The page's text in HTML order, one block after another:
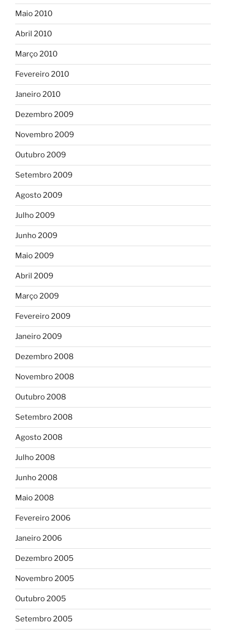
Maio 2010
Abril 2010
Março 2010
Fevereiro 2010
Janeiro 2010
Dezembro 2009
Novembro 2009
Outubro 2009
Setembro 2009
Agosto 2009
Julho 2009
Junho 2009
Maio 2009
Abril 2009
Março 2009
Fevereiro 2009
Janeiro 2009
Dezembro 2008
Novembro 2008
Outubro 2008
Setembro 2008
Agosto 2008
Julho 2008
Junho 2008
Maio 2008
Fevereiro 2006
Janeiro 2006
Dezembro 2005
Novembro 2005
Outubro 2005
Setembro 2005